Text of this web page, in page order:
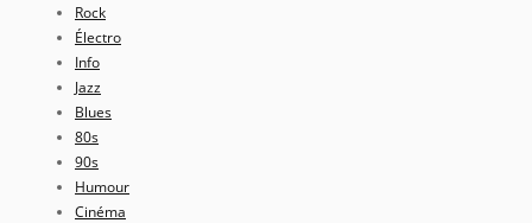
Rock
Électro
Info
Jazz
Blues
80s
90s
Humour
Cinéma